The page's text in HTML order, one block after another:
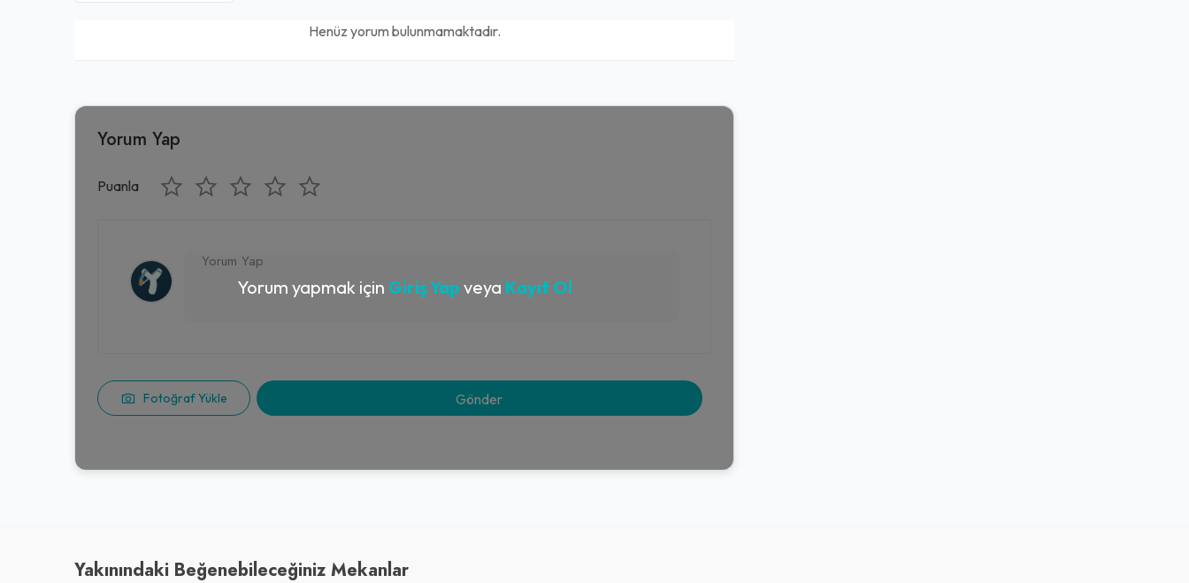
Henüz yorum bulunmamaktadır.
Yorum Yap
Puanla
Fotoğraf Yükle
Yorum yapmak için Giriş Yap veya Kayıt Ol
Yakınındaki Beğenebileceğiniz Mekanlar